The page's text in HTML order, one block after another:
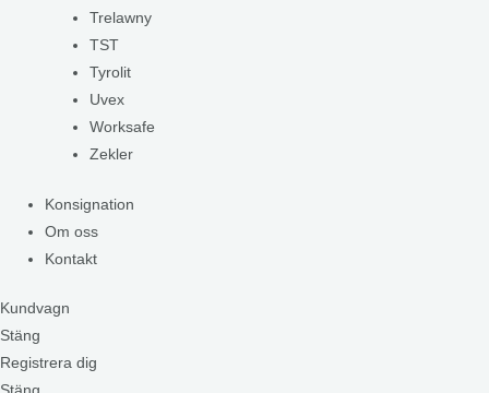
Trelawny
TST
Tyrolit
Uvex
Worksafe
Zekler
Konsignation
Om oss
Kontakt
Kundvagn
Stäng
Registrera dig